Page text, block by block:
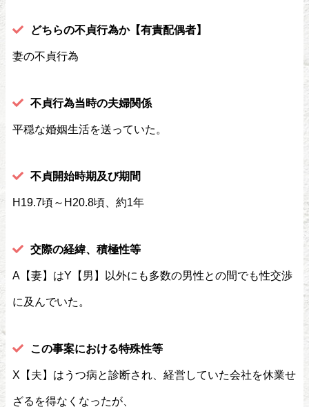
どちらの不貞行為か【有責配偶者】
妻の不貞行為
不貞行為当時の夫婦関係
平穏な婚姻生活を送っていた。
不貞開始時期及び期間
H19.7頃～H20.8頃、約1年
交際の経緯、積極性等
A【妻】はY【男】以外にも多数の男性との間でも性交渉
に及んでいた。
この事案における特殊性等
X【夫】はうつ病と診断され、経営していた会社を休業せ
ざるを得なくなったが、